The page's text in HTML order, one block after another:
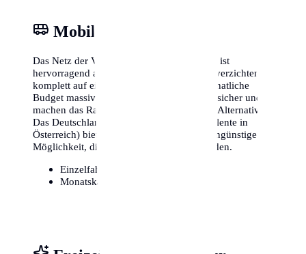
Mobilität & ÖPNV
Das Netz der Verkehrsbetriebe in Chemnitz ist
hervorragend ausgebaut. Viele Einwohner verzichten
komplett auf ein eigenes Auto, was das monatliche
Budget massiv entlastet. Fahrradwege sind sicher und
machen das Radfahren zu einer attraktiven Alternative.
Das Deutschlandticket (oder lokale Äquivalente in
Österreich) bietet zudem eine extrem kostengünstige
Möglichkeit, die gesamte Region zu erkunden.
Einzelfahrschein:
Monatskarte / Abo: